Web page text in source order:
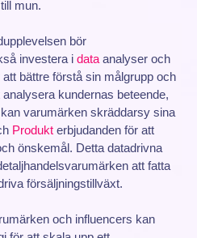
mun.
bör
investera i data analyser och
bättre förstå sin målgrupp och
kundernas beteende,
varumärken skräddarsy sina
Produkt erbjudanden för att
önskemål. Detta datadrivna
att fatta
försäljningstillväxt.
och influencers kan